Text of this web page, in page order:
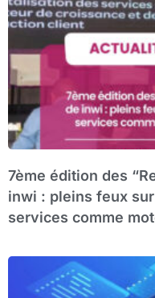
7ème édition des
inwi : pleins feux
services comme